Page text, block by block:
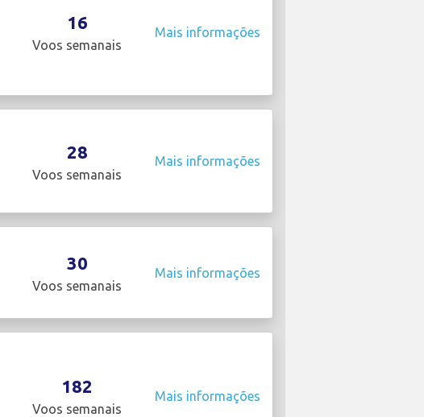
16
Voos semanais
Mais informações
28
Voos semanais
Mais informações
30
Voos semanais
Mais informações
182
Voos semanais
Mais informações